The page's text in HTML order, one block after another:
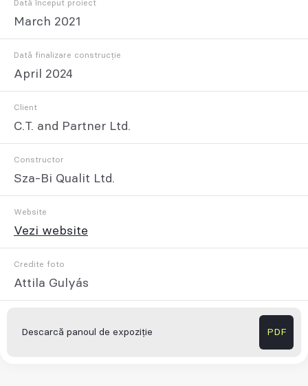
Dată început proiect
March 2021
Dată finalizare construcție
April 2024
Client
C.T. and Partner Ltd.
Constructor
Sza-Bi Qualit Ltd.
Website
Vezi website
Credite foto
Attila Gulyás
Descarcă panoul de expoziție PDF